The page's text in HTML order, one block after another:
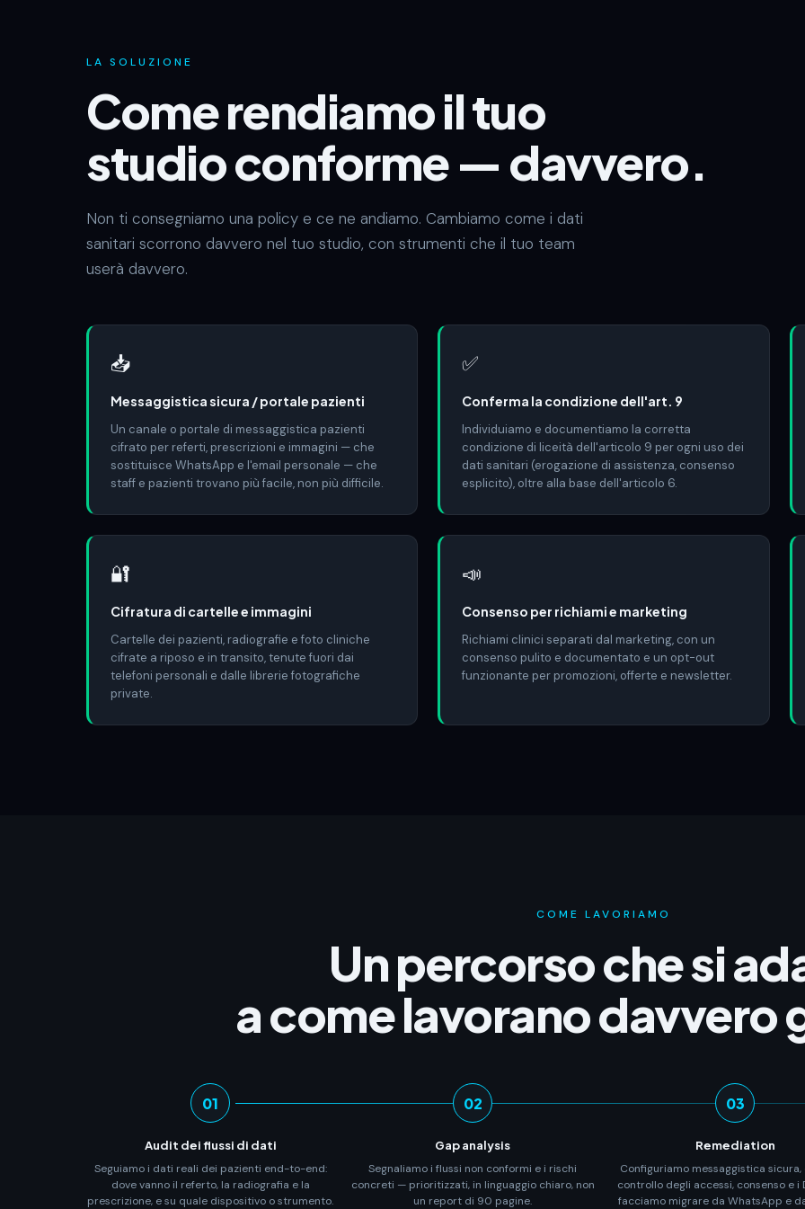
LA SOLUZIONE
Come rendiamo il tuo
studio conforme — davvero.
Non ti consegniamo una policy e ce ne andiamo. Cambiamo come i dati
sanitari scorrono davvero nel tuo studio, con strumenti che il tuo team
userà davvero.
📥
Messaggistica sicura / portale pazienti
Un canale o portale di messaggistica pazienti
cifrato per referti, prescrizioni e immagini — che
sostituisce WhatsApp e l'email personale — che
staff e pazienti trovano più facile, non più difficile.
✅
Conferma la condizione dell'art. 9
Individuiamo e documentiamo la corretta
condizione di liceità dell'articolo 9 per ogni uso dei
dati sanitari (erogazione di assistenza, consenso
esplicito), oltre alla base dell'articolo 6.
🔐
Cifratura di cartelle e immagini
Cartelle dei pazienti, radiografie e foto cliniche
cifrate a riposo e in transito, tenute fuori dai
telefoni personali e dalle librerie fotografiche
private.
📣
Consenso per richiami e marketing
Richiami clinici separati dal marketing, con un
consenso pulito e documentato e un opt-out
funzionante per promozioni, offerte e newsletter.
COME LAVORIAMO
Un percorso che si
a come lavorano davvero
01
Audit dei flussi di dati
Seguiamo i dati reali dei pazienti end-to-end:
dove vanno il referto, la radiografia e la
prescrizione, e su quale dispositivo o strumento.
02
Gap analysis
Segnaliamo i flussi non conformi e i rischi
concreti — prioritizzati, in linguaggio chiaro, non
un report di 90 pagine.
03
Remediation
Configuriamo messaggistica
controllo degli accessi, consenso e i
facciamo migrare da WhatsApp e